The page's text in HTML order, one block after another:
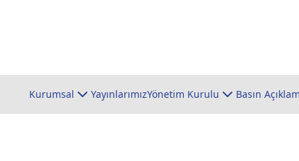
Kurumsal YayınlarımızYönetim Kurulu Basın